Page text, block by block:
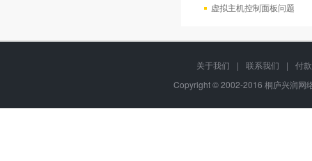
虚拟主机控制面板问题
关于我们 | 联系我们 |
付
Copyright © 2002-2016 桐庐兴润